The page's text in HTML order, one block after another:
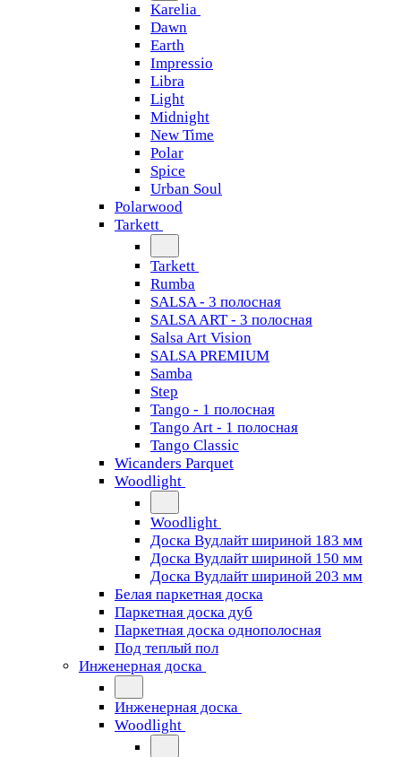
Karelia
Dawn
Earth
Impressio
Libra
Light
Midnight
New Time
Polar
Spice
Urban Soul
Polarwood
Tarkett
Tarkett
Rumba
SALSA - 3 полосная
SALSA ART - 3 полосная
Salsa Art Vision
SALSA PREMIUM
Samba
Step
Tango - 1 полосная
Tango Art - 1 полосная
Tango Classiс
Wicanders Parquet
Woodlight
Woodlight
Доска Вудлайт шириной 183 мм
Доска Вудлайт шириной 150 мм
Доска Вудлайт шириной 203 мм
Белая паркетная доска
Паркетная доска дуб
Паркетная доска однополосная
Под теплый пол
Инженерная доска
Инженерная доска
Woodlight